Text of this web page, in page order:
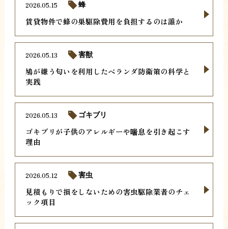
賃貸物件で蜂の巣駆除費用を負担するのは誰か
2026.05.15 蜂
鳩が嫌う匂いを利用したベランダ防衛策の科学と
実践
2026.05.13 害獣
ゴキブリが子供のアレルギーや喘息を引き起こす
理由
2026.05.13 ゴキブリ
見積もりで損をしないための害虫駆除業者のチェ
ック項目
2026.05.12 害虫